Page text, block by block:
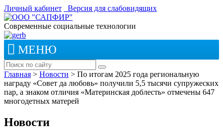
Личный кабинет Версия для слабовидящих
Современные социальные технологии
МЕНЮ
Главная > Новости > По итогам 2025 года региональную
награду «Совет да любовь» получили 5,5 тысячи супружеских
пар, а знаком отличия «Материнская доблесть» отмечены 647
многодетных матерей
Новости